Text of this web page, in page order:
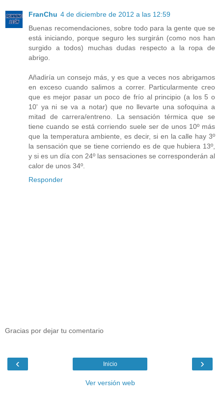
FranChu 4 de diciembre de 2012 a las 12:59
Buenas recomendaciones, sobre todo para la gente que se
está iniciando, porque seguro les surgirán (como nos han
surgido a todos) muchas dudas respecto a la ropa de
abrigo.
Añadiría un consejo más, y es que a veces nos abrigamos
en exceso cuando salimos a correr. Particularmente creo
que es mejor pasar un poco de frío al principio (a los 5 o
10' ya ni se va a notar) que no llevarte una sofoquina a
mitad de carrera/entreno. La sensación térmica que se
tiene cuando se está corriendo suele ser de unos 10º más
que la temperatura ambiente, es decir, si en la calle hay 3º
la sensación que se tiene corriendo es de que hubiera 13º,
y si es un día con 24º las sensaciones se corresponderán al
calor de unos 34º.
Responder
Gracias por dejar tu comentario
‹ ›
Inicio
Ver versión web